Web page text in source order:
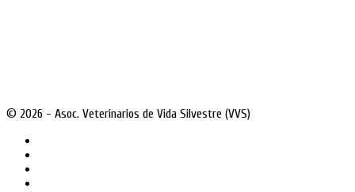
© 2026 - Asoc. Veterinarios de Vida Silvestre (VVS)